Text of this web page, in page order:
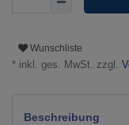
Wunschliste
* inkl. ges. MwSt. zzgl.
Beschreibung